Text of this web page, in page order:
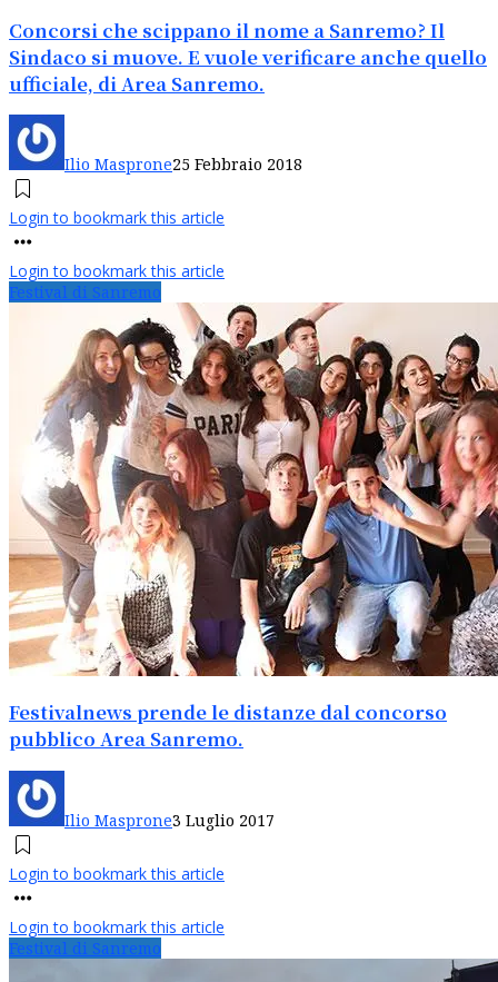
Concorsi che scippano il nome a Sanremo? Il
Sindaco si muove. E vuole verificare anche quello
ufficiale, di Area Sanremo.
Ilio Masprone25 Febbraio 2018
Login to bookmark this article
Login to bookmark this article
Festival di Sanremo
Festivalnews prende le distanze dal concorso
pubblico Area Sanremo.
Ilio Masprone3 Luglio 2017
Login to bookmark this article
Login to bookmark this article
Festival di Sanremo